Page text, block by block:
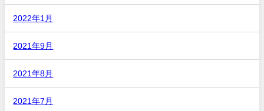
2022年1月
2021年9月
2021年8月
2021年7月